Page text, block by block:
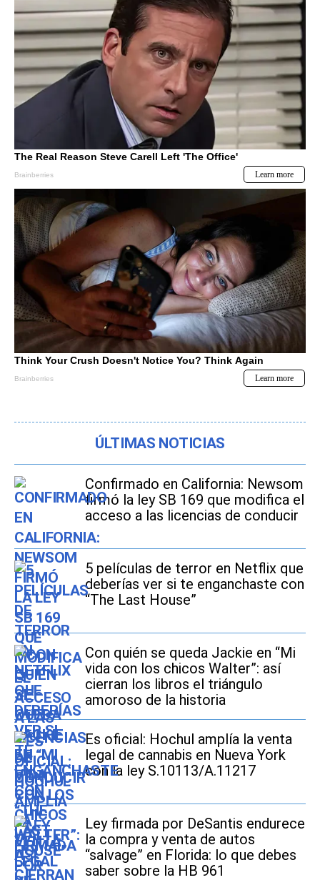
ÚLTIMAS NOTICIAS
Confirmado en California: Newsom
firmó la ley SB 169 que modifica el
acceso a las licencias de conducir
5 películas de terror en Netflix que
deberías ver si te enganchaste con
“The Last House”
Con quién se queda Jackie en “Mi
vida con los chicos Walter”: así
cierran los libros el triángulo
amoroso de la historia
Es oficial: Hochul amplía la venta
legal de cannabis en Nueva York
con la ley S.10113/A.11217
Ley firmada por DeSantis endurece
la compra y venta de autos
“salvage” en Florida: lo que debes
saber sobre la HB 961